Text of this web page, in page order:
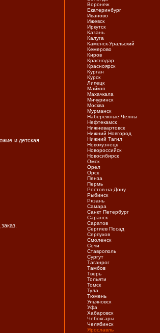
и детская
Воронеж
Екатеринбург
Иваново
Ижевск
Иркутск
Казань
Калуга
Каменск-Уральский
Кемерово
Киров
Краснодар
Красноярск
Курган
Курск
Липецк
Майкоп
Махачкала
Мичуринск
Москва
Мурманск
Набережные Челны
Нефтекамск
Нижневартовск
Нижний Новгород
Нижний Тагил
Новокузнецк
Новороссийск
Новосибирск
Омск
Орел
Орск
Пенза
Пермь
Ростов-на-Дону
Рыбинск
Рязань
Самара
Санкт Петербург
Саранск
Саратов
Сергиев Посад
Серпухов
Смоленск
Сочи
Ставрополь
Сургут
Таганрог
Тамбов
Тверь
Тольяти
Томск
Тула
Тюмень
Ульяновск
Уфа
Хабаровск
Чебоксары
Челябинск
Ярослaвль